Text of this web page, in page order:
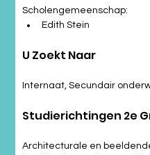
Scholengemeenschap:
Edith Stein
U Zoekt Naar
Internaat, Secundair
Studierichtingen 2e
Architecturale en